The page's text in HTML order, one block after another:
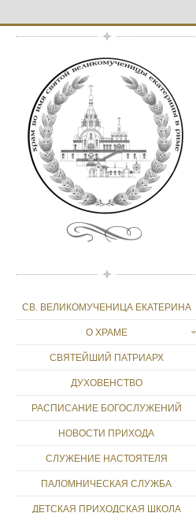
СВ. ВЕЛИКОМУЧЕНИЦА ЕКАТЕРИНА
О ХРАМЕ
СВЯТЕЙШИЙ ПАТРИАРХ
ДУХОВЕНСТВО
РАСПИСАНИЕ БОГОСЛУЖЕНИЙ
НОВОСТИ ПРИХОДА
СЛУЖЕНИЕ НАСТОЯТЕЛЯ
ПАЛОМНИЧЕСКАЯ СЛУЖБА
ДЕТСКАЯ ПРИХОДСКАЯ ШКОЛА